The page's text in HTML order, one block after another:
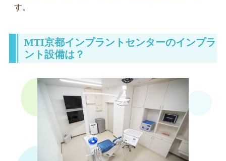
す。
MTI京都インプラントセンターのインプラ
ント設備は？